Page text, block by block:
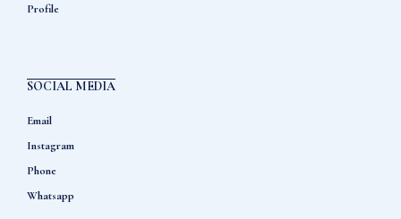
Profile
SOCIAL MEDIA
Email
Instagram
Phone
Whatsapp